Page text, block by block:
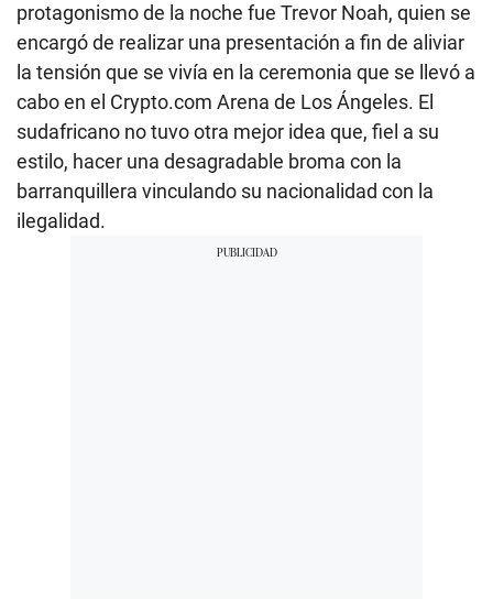
protagonismo de la noche fue Trevor Noah, quien se
encargó de realizar una presentación a fin de aliviar
la tensión que se vivía en la ceremonia que se llevó a
cabo en el Crypto.com Arena de Los Ángeles. El
sudafricano no tuvo otra mejor idea que, fiel a su
estilo, hacer una desagradable broma con la
barranquillera vinculando su nacionalidad con la
ilegalidad.